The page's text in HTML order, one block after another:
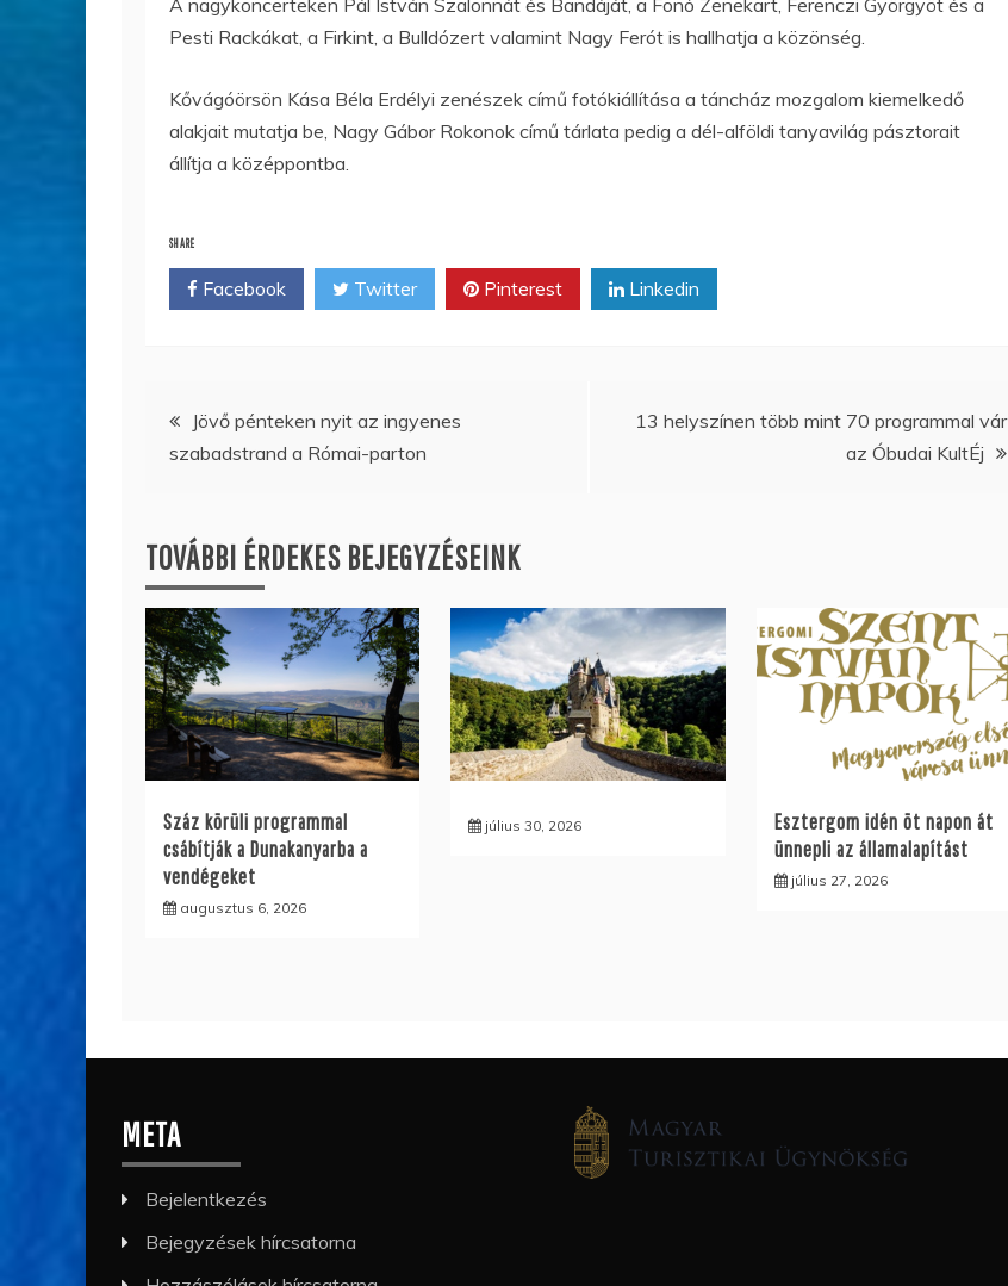
Pesti Rackákat, a Firkint, a Bulldózert valamint Nagy Ferót is hallhatja a közönség.
Kővágóörsön Kása Béla Erdélyi zenészek című fotókiállítása a táncház mozgalom kiemelkedő
alakjait mutatja be, Nagy Gábor Rokonok című tárlata pedig a dél-alföldi tanyavilág pásztorait
állítja a középpontba.
SHARE
Facebook Twitter Pinterest Linkedin
Bejegyzés
Jövő pénteken nyit az ingyenes
szabadstrand a Római-parton
13 helyszínen több mint 70 programmal vár
az Óbudai KultÉj
TOVÁBBI ÉRDEKES BEJEGYZÉSEINK
Száz körüli programmal
csábítják a Dunakanyarba a
vendégeket
augusztus 6, 2026
július 30, 2026
Esztergom idén öt napon át
ünnepli az államalapítást
július 27, 2026
META
Bejelentkezés
Bejegyzések hírcsatorna